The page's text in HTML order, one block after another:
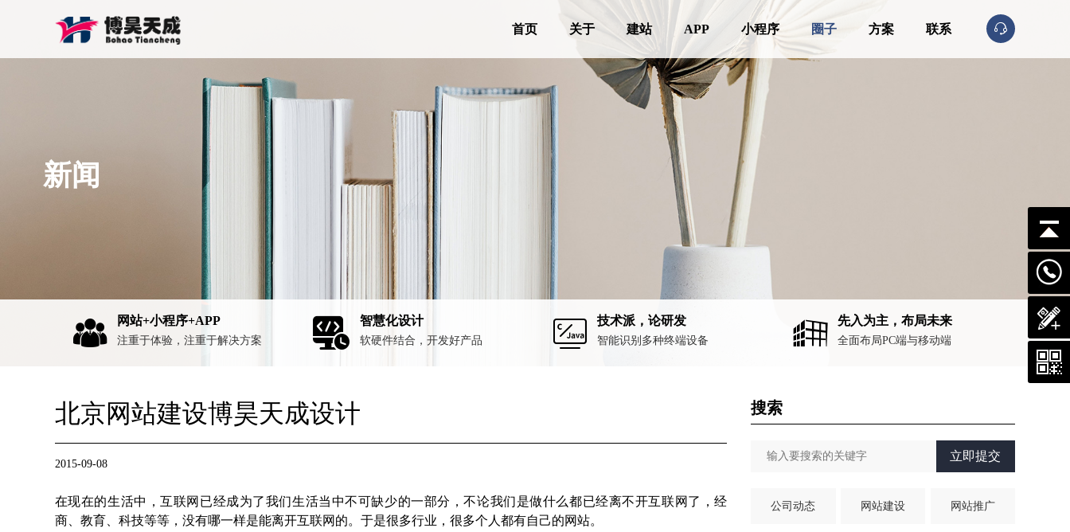
首页 关于 建站 APP 小程序 圈子 方案 联系
新闻
网站+小程序+APP
注重于体验，注重于解决方案
智慧化设计
软硬件结合，开发好产品
技术派，论研发
智能识别多种终端设备
先入为主，布局未来
全面布局PC端与移动端
北京网站建设博昊天成设计
2015-09-08
在现在的生活中，互联网已经成为了我们生活当中不可缺少的一部分，不论我们是做什么都已经离不开互联网了，经
商、教育、科技等等，没有哪一样是能离开互联网的。于是很多行业，很多个人都有自己的网站。
搜索
立即提交
公司动态 网站建设 网站推广